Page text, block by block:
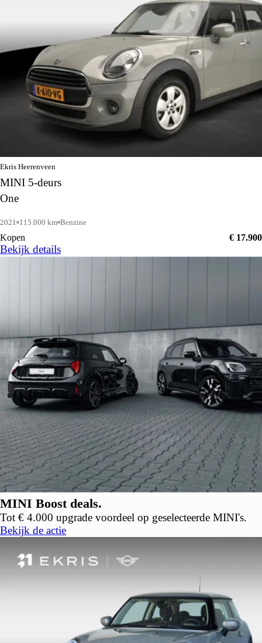
Ekris Heerenveen
MINI 5-deurs
One
2021 115.000 km Benzine
Kopen € 17.900
Bekijk details
MINI Boost deals.
Tot € 4.000 upgrade voordeel op geselecteerde MINI's.
Bekijk de actie